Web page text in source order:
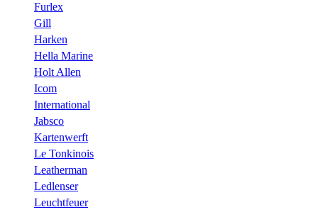
Furlex
Gill
Harken
Hella Marine
Holt Allen
Icom
International
Jabsco
Kartenwerft
Le Tonkinois
Leatherman
Ledlenser
Leuchtfeuer